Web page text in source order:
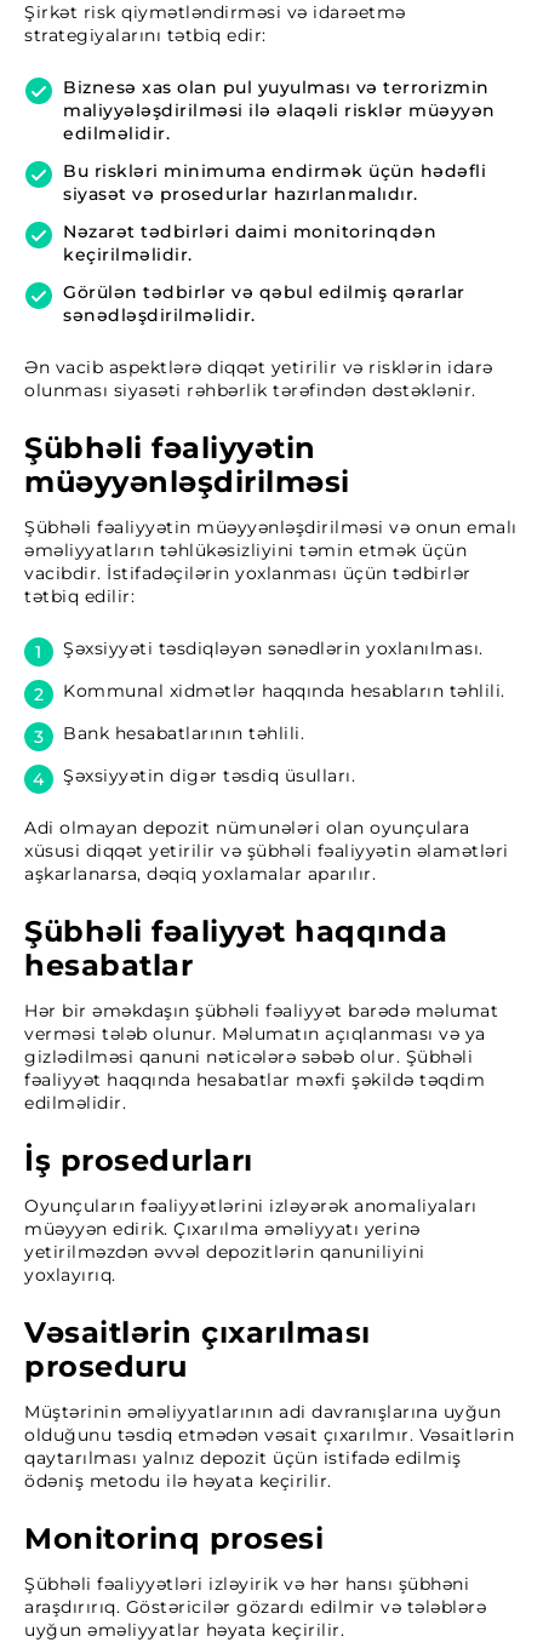
Şirkət risk qiymətləndirməsi və idarəetmə
strategiyalarını tətbiq edir:
Biznesə xas olan pul yuyulması və terrorizmin
maliyyələşdirilməsi ilə əlaqəli risklər müəyyən
edilməlidir.
Bu riskləri minimuma endirmək üçün hədəfli
siyasət və prosedurlar hazırlanmalıdır.
Nəzarət tədbirləri daimi monitorinqdən
keçirilməlidir.
Görülən tədbirlər və qəbul edilmiş qərarlar
sənədləşdirilməlidir.
Ən vacib aspektlərə diqqət yetirilir və risklərin idarə
olunması siyasəti rəhbərlik tərəfindən dəstəklənir.
Şübhəli fəaliyyətin
müəyyənləşdirilməsi
Şübhəli fəaliyyətin müəyyənləşdirilməsi və onun emalı
əməliyyatların təhlükəsizliyini təmin etmək üçün
vacibdir. İstifadəçilərin yoxlanması üçün tədbirlər
tətbiq edilir:
Şəxsiyyəti təsdiqləyən sənədlərin yoxlanılması.
Kommunal xidmətlər haqqında hesabların təhlili.
Bank hesabatlarının təhlili.
Şəxsiyyətin digər təsdiq üsulları.
Adi olmayan depozit nümunələri olan oyunçulara
xüsusi diqqət yetirilir və şübhəli fəaliyyətin əlamətləri
aşkarlanarsa, dəqiq yoxlamalar aparılır.
Şübhəli fəaliyyət haqqında
hesabatlar
Hər bir əməkdaşın şübhəli fəaliyyət barədə məlumat
verməsi tələb olunur. Məlumatın açıqlanması və ya
gizlədilməsi qanuni nəticələrə səbəb olur. Şübhəli
fəaliyyət haqqında hesabatlar məxfi şəkildə təqdim
edilməlidir.
İş prosedurları
Oyunçuların fəaliyyətlərini izləyərək anomaliyaları
müəyyən edirik. Çıxarılma əməliyyatı yerinə
yetirilməzdən əvvəl depozitlərin qanuniliyini
yoxlayırıq.
Vəsaitlərin çıxarılması
proseduru
Müştərinin əməliyyatlarının adi davranışlarına uyğun
olduğunu təsdiq etmədən vəsait çıxarılmır. Vəsaitlərin
qaytarılması yalnız depozit üçün istifadə edilmiş
ödəniş metodu ilə həyata keçirilir.
Monitorinq prosesi
Şübhəli fəaliyyətləri izləyirik və hər hansı şübhəni
araşdırırıq. Göstəricilər gözardı edilmir və tələblərə
uyğun əməliyyatlar həyata keçirilir.